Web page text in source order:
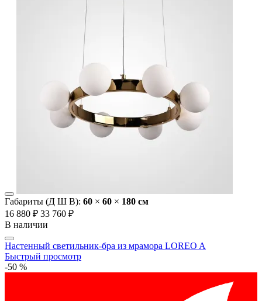
Габариты (Д Ш В): 60 × 60 × 180 cм
16 880 ₽ 33 760 ₽
В наличии
Настенный светильник-бра из мрамора LOREO A
Быстрый просмотр
-50 %